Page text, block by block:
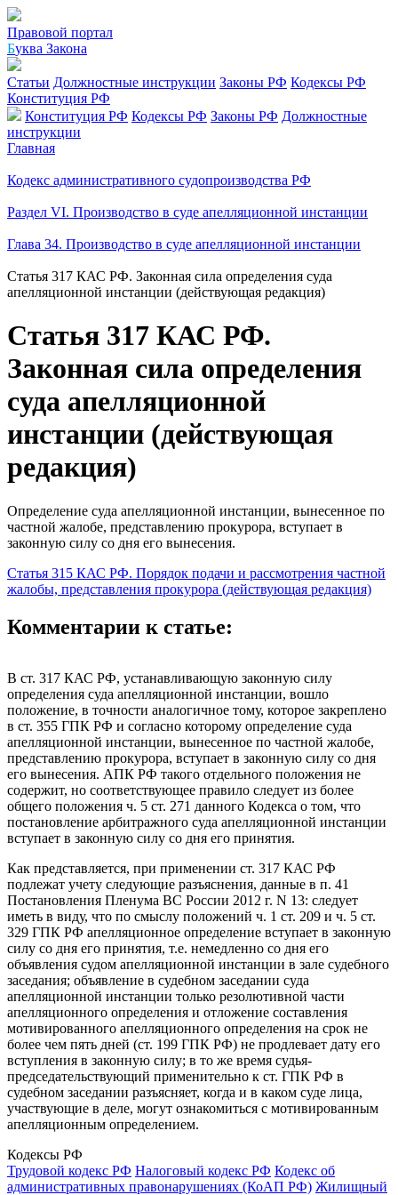
Правовой портал
Буква Закона
Статьи Должностные инструкции Законы РФ Кодексы РФ
Конституция РФ
Конституция РФ Кодексы РФ Законы РФ Должностные
инструкции
Главная
Кодекс административного судопроизводства РФ
Раздел VI. Производство в суде апелляционной инстанции
Глава 34. Производство в суде апелляционной инстанции
Статья 317 КАС РФ. Законная сила определения суда
апелляционной инстанции (действующая редакция)
Статья 317 КАС РФ.
Законная сила определения
суда апелляционной
инстанции (действующая
редакция)
Определение суда апелляционной инстанции, вынесенное по
частной жалобе, представлению прокурора, вступает в
законную силу со дня его вынесения.
Статья 315 КАС РФ. Порядок подачи и рассмотрения частной
жалобы, представления прокурора (действующая редакция)
Комментарии к статье:
В ст. 317 КАС РФ, устанавливающую законную силу
определения суда апелляционной инстанции, вошло
положение, в точности аналогичное тому, которое закреплено
в ст. 355 ГПК РФ и согласно которому определение суда
апелляционной инстанции, вынесенное по частной жалобе,
представлению прокурора, вступает в законную силу со дня
его вынесения. АПК РФ такого отдельного положения не
содержит, но соответствующее правило следует из более
общего положения ч. 5 ст. 271 данного Кодекса о том, что
постановление арбитражного суда апелляционной инстанции
вступает в законную силу со дня его принятия.
Как представляется, при применении ст. 317 КАС РФ
подлежат учету следующие разъяснения, данные в п. 41
Постановления Пленума ВС России 2012 г. N 13: следует
иметь в виду, что по смыслу положений ч. 1 ст. 209 и ч. 5 ст.
329 ГПК РФ апелляционное определение вступает в законную
силу со дня его принятия, т.е. немедленно со дня его
объявления судом апелляционной инстанции в зале судебного
заседания; объявление в судебном заседании суда
апелляционной инстанции только резолютивной части
апелляционного определения и отложение составления
мотивированного апелляционного определения на срок не
более чем пять дней (ст. 199 ГПК РФ) не продлевает дату его
вступления в законную силу; в то же время судья-
председательствующий применительно к ст. ГПК РФ в
судебном заседании разъясняет, когда и в каком суде лица,
участвующие в деле, могут ознакомиться с мотивированным
апелляционным определением.
Кодексы РФ
Трудовой кодекс РФ Налоговый кодекс РФ Кодекс об
административных правонарушениях (КоАП РФ) Жилищный